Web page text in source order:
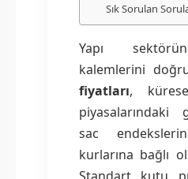
Sık Sorulan
Yapı
kalemlerini
fiyatları,
piyasalarındaki
sac
kurlarına bağlı